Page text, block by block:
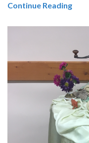
Continue Reading